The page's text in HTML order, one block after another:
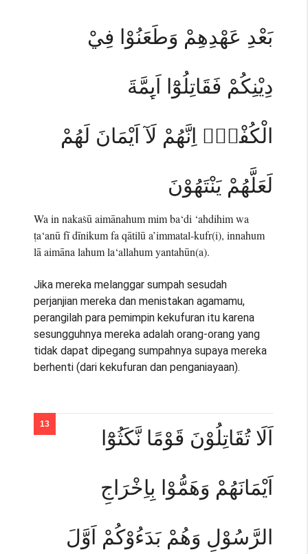
بَعْدِ عَهْدِهِمْ وَطَعَنُوْا فِيْ
دِيْنِكُمْ فَقَاتِلُوْٓا اَىِٕمَّةَ
الْكُفْرِۙ اِنَّهُمْ لَآ اَيْمَانَ لَهُمْ
لَعَلَّهُمْ يَنْتَهُوْنَ
Wa in nakaṡū aimānahum mim ba‘di ‘ahdihim wa
ṭa‘anū fī dīnikum fa qātilū a’immatal-kufr(i), innahum
lā aimāna lahum la‘allahum yantahūn(a).
Jika mereka melanggar sumpah sesudah
perjanjian mereka dan menistakan agamamu,
perangilah para pemimpin kekufuran itu karena
sesungguhnya mereka adalah orang-orang yang
tidak dapat dipegang sumpahnya supaya mereka
berhenti (dari kekufuran dan penganiayaan).
اَلَا تُقَاتِلُوْنَ قَوْمًا نَّكَثُوْٓا
اَيْمَانَهُمْ وَهَمُّوْا بِاِخْرَاجِ
الرَّسُوْلِ وَهُمْ بَدَءُوْكُمْ اَوَّلَ